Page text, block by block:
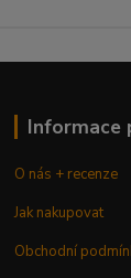
Informace
O nás + recenze
Jak nakupovat
Obchodní